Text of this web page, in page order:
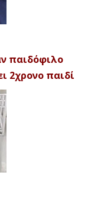
παιδόφιλο
2χρονο παιδί